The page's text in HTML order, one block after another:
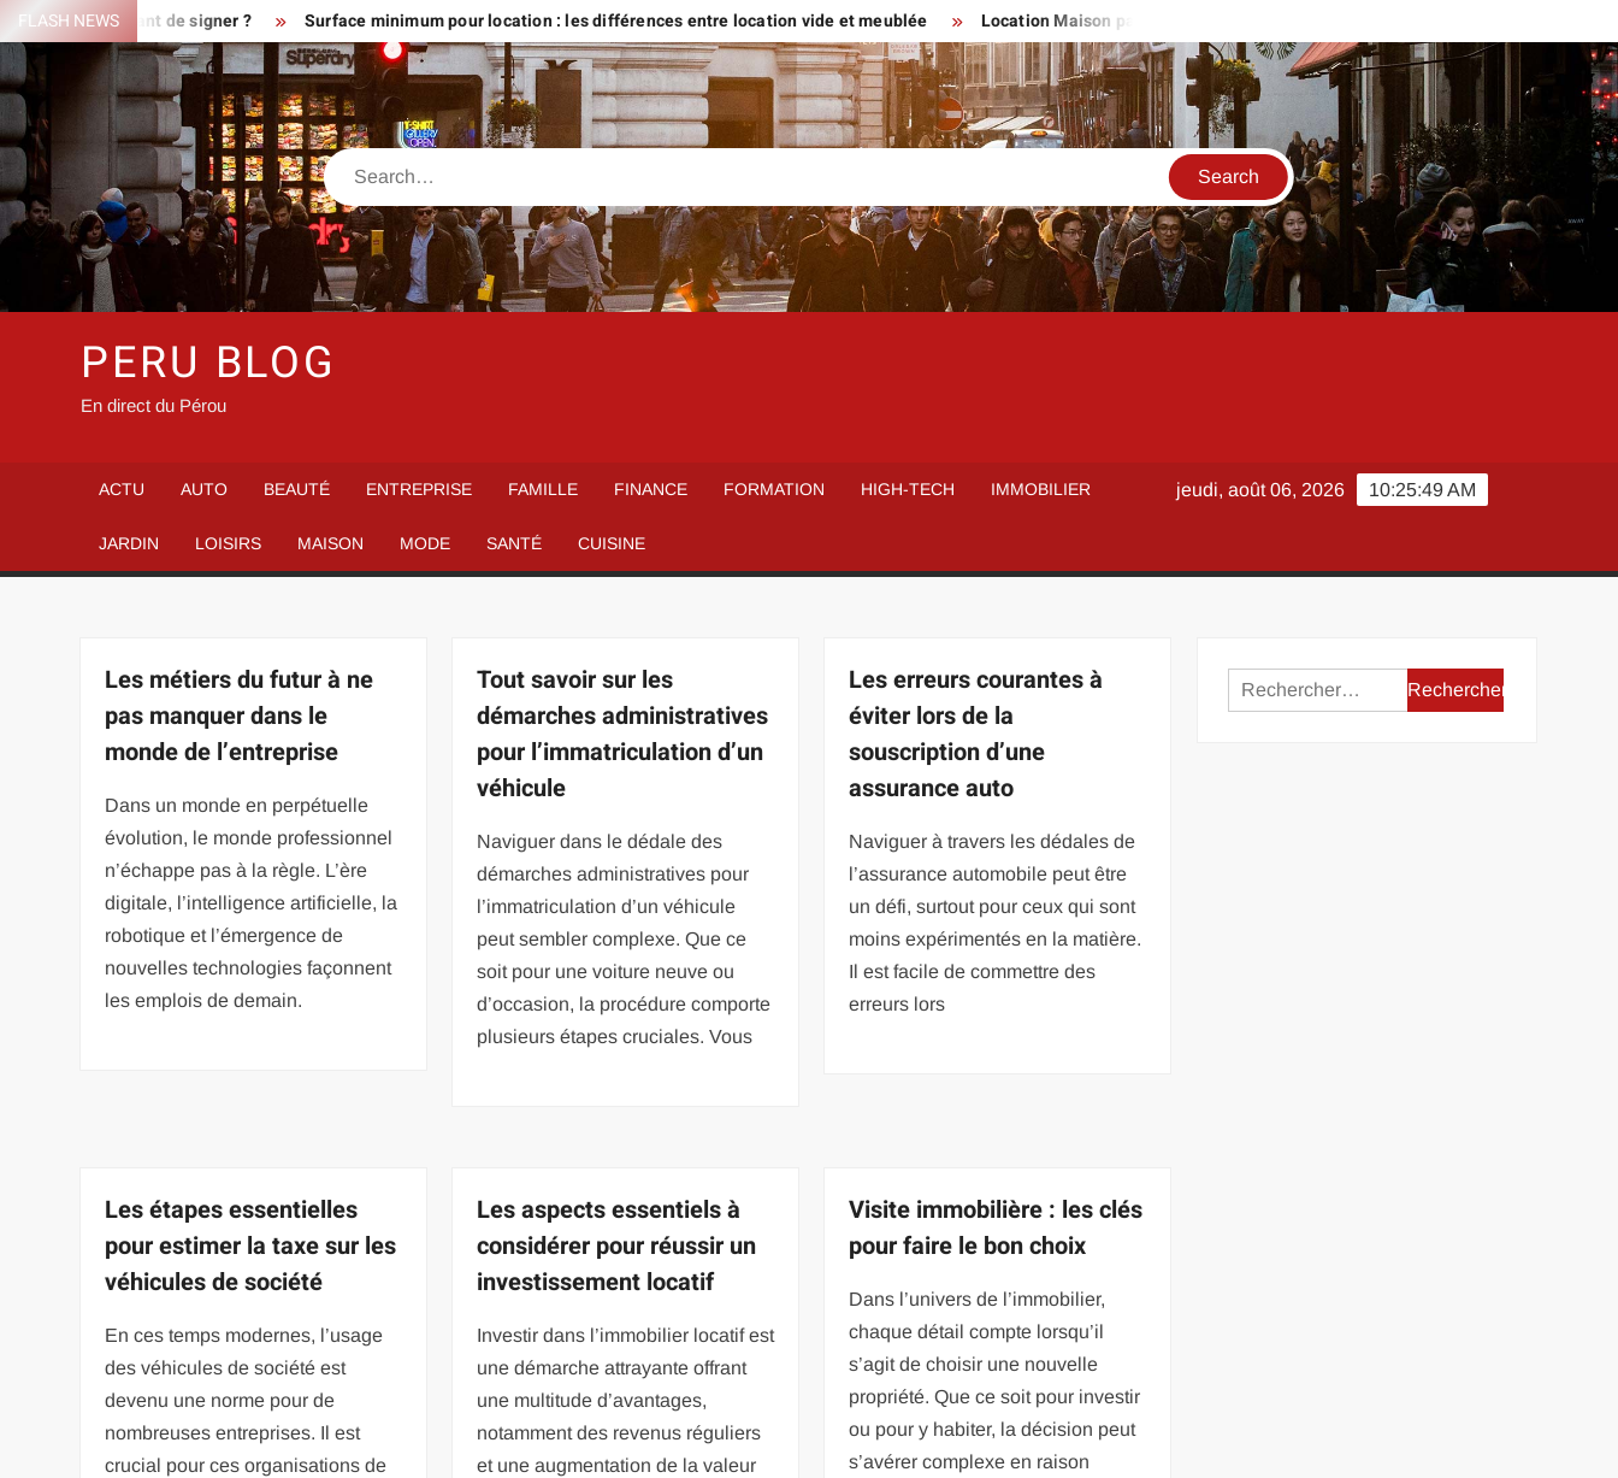
Skip
to
content
FLASH NEWS
avant de signer ? Surface minimum pour location : les différences entre location vide et meublée Location Maison particulier autour de moi : stratégies pour être le premier sur les
Search
PERU BLOG
En direct du Pérou
ACTU AUTO BEAUTÉ ENTREPRISE FAMILLE FINANCE FORMATION HIGH-TECH IMMOBILIER
JARDIN LOISIRS MAISON MODE SANTÉ CUISINE
10:25:50 AM
jeudi, août 06, 2026
Les métiers du futur à ne
pas manquer dans le
monde de l’entreprise
Dans un monde en perpétuelle
évolution, le monde professionnel
n’échappe pas à la règle. L’ère
digitale, l’intelligence artificielle, la
robotique et l’émergence de
nouvelles technologies façonnent
les emplois de demain.
Tout savoir sur les
démarches administratives
pour l’immatriculation d’un
véhicule
Naviguer dans le dédale des
démarches administratives pour
l’immatriculation d’un véhicule
peut sembler complexe. Que ce
soit pour une voiture neuve ou
d’occasion, la procédure comporte
plusieurs étapes cruciales. Vous
Les erreurs courantes à
éviter lors de la
souscription d’une
assurance auto
Naviguer à travers les dédales de
l’assurance automobile peut être
un défi, surtout pour ceux qui sont
moins expérimentés en la matière.
Il est facile de commettre des
erreurs lors
Les étapes essentielles
pour estimer la taxe sur les
véhicules de société
En ces temps modernes, l’usage
des véhicules de société est
devenu une norme pour de
nombreuses entreprises. Il est
crucial pour ces organisations de
Les aspects essentiels à
considérer pour réussir un
investissement locatif
Investir dans l’immobilier locatif est
une démarche attrayante offrant
une multitude d’avantages,
notamment des revenus réguliers
et une augmentation de la valeur
Visite immobilière : les clés
pour faire le bon choix
Dans l’univers de l’immobilier,
chaque détail compte lorsqu’il
s’agit de choisir une nouvelle
propriété. Que ce soit pour investir
ou pour y habiter, la décision peut
s’avérer complexe en raison
Rechercher :